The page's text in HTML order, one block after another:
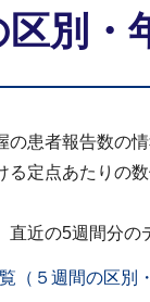
別・
の患者報告数の
る定点あたりの
直近の5週間分の
（５週間の区別